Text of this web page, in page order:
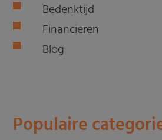
Bedenktijd
Financieren
Blog
Populaire